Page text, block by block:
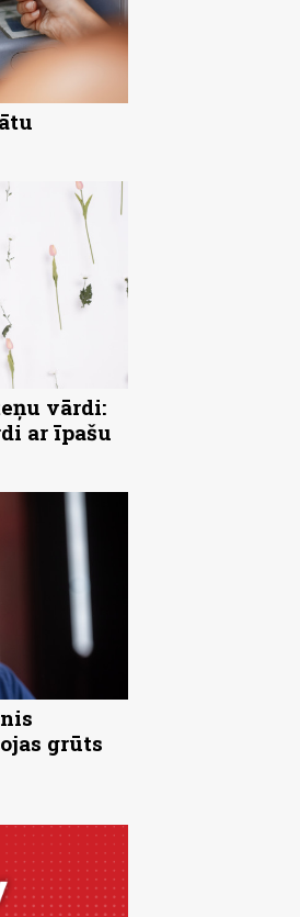
vārdi:
ar īpašu
grūts